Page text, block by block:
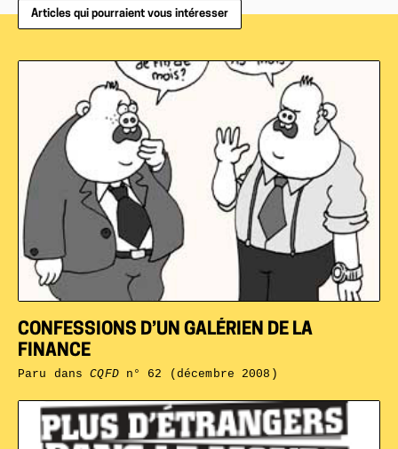
Articles qui pourraient vous intéresser
CONFESSIONS D’UN GALÉRIEN DE LA
FINANCE
Paru dansCQFDn° 62 (décembre 2008)